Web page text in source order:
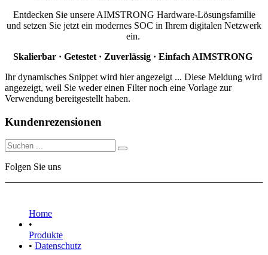
Entdecken Sie unsere AIMSTRONG Hardware-Lösungsfamilie
und setzen Sie jetzt ein modernes SOC in Ihrem digitalen Netzwerk
ein.
Skalierbar · Getestet · Zuverlässig · Einfach AIMSTRONG
Ihr dynamisches Snippet wird hier angezeigt ... Diese Meldung wird
angezeigt, weil Sie weder einen Filter noch eine Vorlage zur
Verwendung bereitgestellt haben.
Kundenrezensionen
Folgen Sie uns
Home
•
Produkte
• Datenschutz